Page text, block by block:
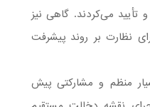
تأیید می‌کردند. گاهی نیز
نظارت بر روند پیشرفت
منظم و مشارکتی پیش